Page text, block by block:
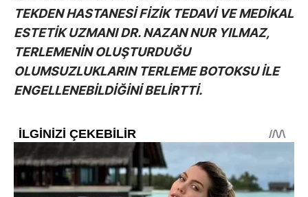
TEKDEN HASTANESİ FİZİK TEDAVİ VE MEDİKAL
ESTETİK UZMANI DR. NAZAN NUR YILMAZ,
TERLEMENİN OLUŞTURDUĞU
OLUMSUZLUKLARIN TERLEME BOTOKSU İLE
ENGELLENEBİLDİĞİNİ BELİRTTİ.